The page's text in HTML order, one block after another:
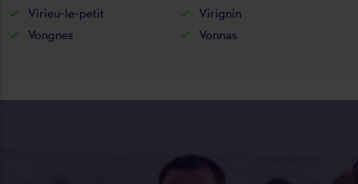
Virieu-le-petit
Virignin
Vongnes
Vonnas